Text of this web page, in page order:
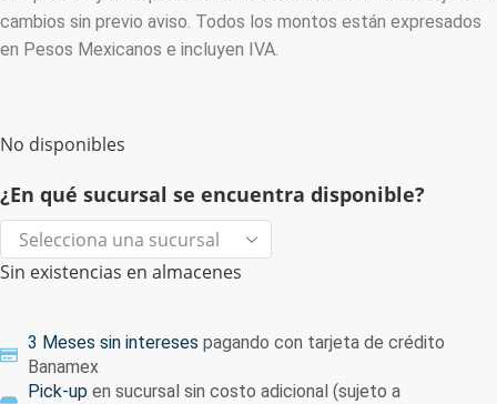
cambios sin previo aviso. Todos los montos están expresados
en Pesos Mexicanos e incluyen IVA.
No disponibles
¿En qué sucursal se encuentra disponible?
Sin existencias en almacenes
3 Meses sin intereses pagando con tarjeta de crédito
Banamex
Pick-up en sucursal sin costo adicional (sujeto a